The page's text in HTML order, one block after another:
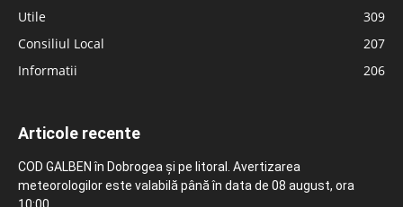
Utile
309
Consiliul Local
207
Informatii
206
Articole recente
COD GALBEN în Dobrogea și pe litoral. Avertizarea
meteorologilor este valabilă până în data de 08 august, ora